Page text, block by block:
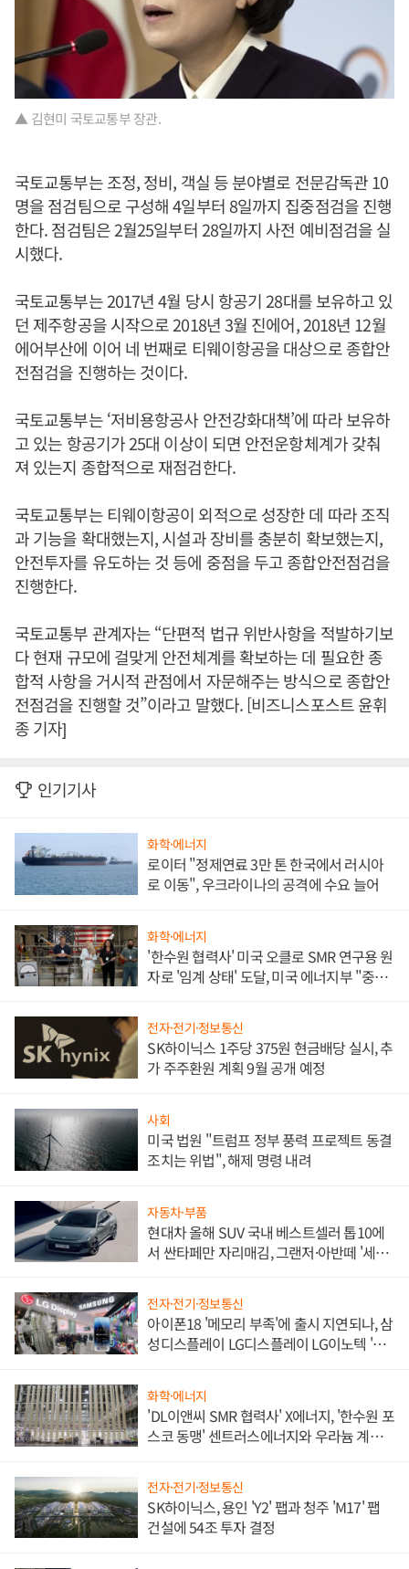
▲ 김현미 국토교통부 장관.
국토교통부는 조정, 정비, 객실 등 분야별로 전문감독관 10
명을 점검팀으로 구성해 4일부터 8일까지 집중점검을 진행
한다. 점검팀은 2월25일부터 28일까지 사전 예비점검을 실
시했다.
국토교통부는 2017년 4월 당시 항공기 28대를 보유하고 있
던 제주항공을 시작으로 2018년 3월 진에어, 2018년 12월
에어부산에 이어 네 번째로 티웨이항공을 대상으로 종합안
전점검을 진행하는 것이다.
국토교통부는 ‘저비용항공사 안전강화대책’에 따라 보유하
고 있는 항공기가 25대 이상이 되면 안전운항체계가 갖춰
져 있는지 종합적으로 재점검한다.
국토교통부는 티웨이항공이 외적으로 성장한 데 따라 조직
과 기능을 확대했는지, 시설과 장비를 충분히 확보했는지,
안전투자를 유도하는 것 등에 중점을 두고 종합안전점검을
진행한다.
국토교통부 관계자는 “단편적 법규 위반사항을 적발하기보
다 현재 규모에 걸맞게 안전체계를 확보하는 데 필요한 종
합적 사항을 거시적 관점에서 자문해주는 방식으로 종합안
전점검을 진행할 것”이라고 말했다. [비즈니스포스트 윤휘
종 기자]
인기기사
화학·에너지
로이터 "정제연료 3만 톤 한국에서 러시아
로 이동", 우크라이나의 공격에 수요 늘어
화학·에너지
'한수원 협력사' 미국 오클로 SMR 연구용 원
자로 '임계 상태' 도달, 미국 에너지부 "중요
전자·전기·정보통신
SK하이닉스 1주당 375원 현금배당 실시, 추
가 주주환원 계획 9월 공개 예정
사회
미국 법원 "트럼프 정부 풍력 프로젝트 동결
조치는 위법", 해제 명령 내려
자동차·부품
현대차 올해 SUV 국내 베스트셀러 톱10에
서 싼타페만 자리매김, 그랜저·아반떼 '세단
전자·전기·정보통신
아이폰18 '메모리 부족'에 출시 지연되나, 삼
성디스플레이 LG디스플레이 LG이노텍 '탈
화학·에너지
'DL이앤씨 SMR 협력사' X에너지, '한수원 포
스코 동맹' 센트러스에너지와 우라늄 계약
전자·전기·정보통신
SK하이닉스, 용인 'Y2' 팹과 청주 'M17' 팹
건설에 54조 투자 결정